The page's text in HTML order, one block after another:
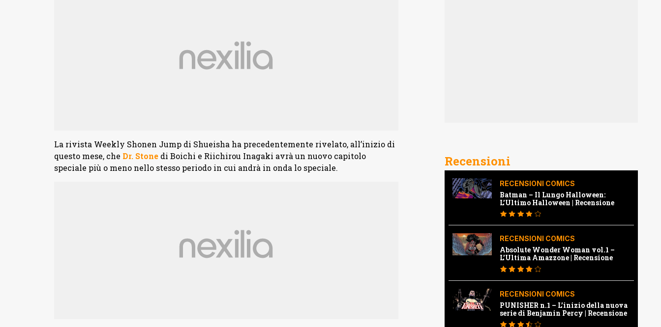
La rivista Weekly Shonen Jump di Shueisha ha precedentemente rivelato, all’inizio di
questo mese, che Dr. Stonedi Boichi e Riichirou Inagaki avrà un nuovo capitolo
speciale più o meno nello stesso periodo in cui andrà in onda lo speciale.
Recensioni
RECENSIONI COMICS
Batman – Il Lungo Halloween:
L’Ultimo Halloween | Recensione
RECENSIONI COMICS
Absolute Wonder Woman vol.1 –
L’Ultima Amazzone | Recensione
RECENSIONI COMICS
PUNISHER n.1 – L’inizio della nuova
serie di Benjamin Percy | Recensione